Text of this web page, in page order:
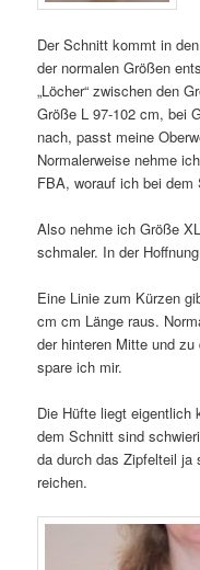
Der Schnitt kommt in
der normalen Größen
„Löcher“ zwischen den
Größe L 97-102 cm, bei
nach, passt meine
Normalerweise nehme
FBA, worauf ich bei
Also nehme ich Größe
schmaler. In der
Eine Linie zum Kürzen
cm cm Länge raus.
der hinteren Mitte und
spare ich mir.
Die Hüfte liegt eigentlich
dem Schnitt sind
da durch das Zipfelteil
reichen.